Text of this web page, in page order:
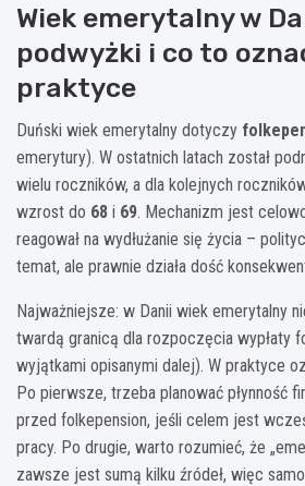
Wiek emerytalny w
podwyżki i co to
praktyce
Duński wiek emerytalny dotyczy
emerytury). W ostatnich latach został
wielu roczników, a dla kolejnych
wzrost do 68 i 69. Mechanizm jest
reagował na wydłużanie się życia –
temat, ale prawnie działa dość
Najważniejsze: w Danii wiek emerytalny
twardą granicą dla rozpoczęcia wypłaty
wyjątkami opisanymi dalej). W praktyce
Po pierwsze, trzeba planować płynność
przed folkepension, jeśli celem jest
pracy. Po drugie, warto rozumieć, że
zawsze jest sumą kilku źródeł, więc